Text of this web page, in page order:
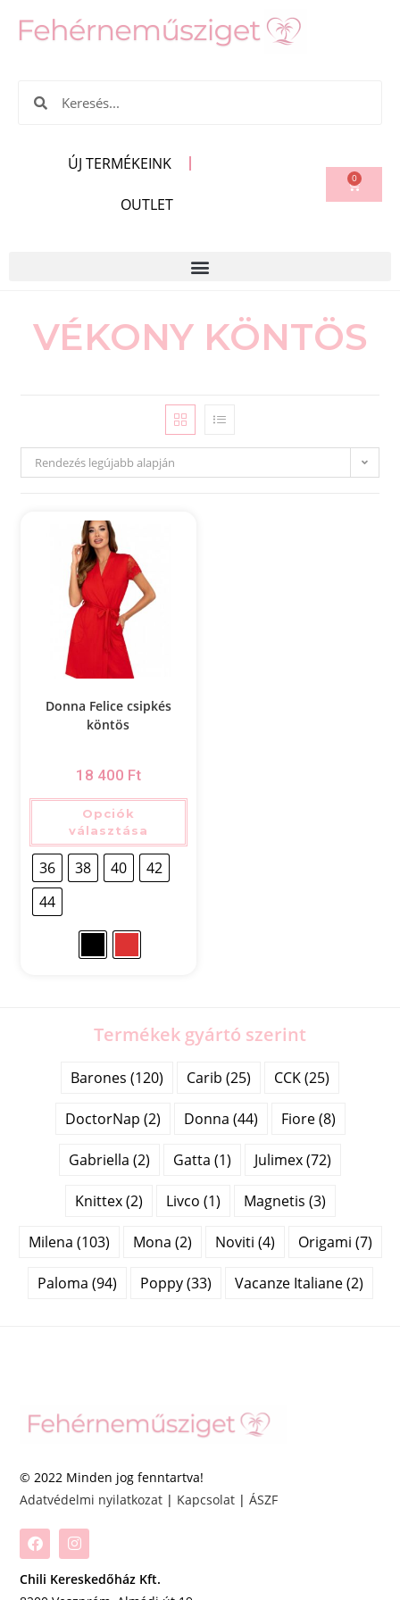
ÚJ TERMÉKEINK
OUTLET
0
VÉKONY KÖNTÖS
Rendezés legújabb alapján
Donna Felice csipkés
köntös
18 400 Ft
Opciók
választása
36 38 40
42
44
Termékek gyártó szerint
Barones (120) Carib (25) CCK (25)
DoctorNap (2) Donna (44) Fiore (8)
Gabriella (2) Gatta (1) Julimex (72)
Knittex (2) Livco (1) Magnetis (3)
Milena (103) Mona (2) Noviti (4) Origami (7)
Paloma (94) Poppy (33) Vacanze Italiane (2)
© 2022 Minden jog fenntartva!
Adatvédelmi nyilatkozat | Kapcsolat |ÁSZF
Chili Kereskedőház Kft.